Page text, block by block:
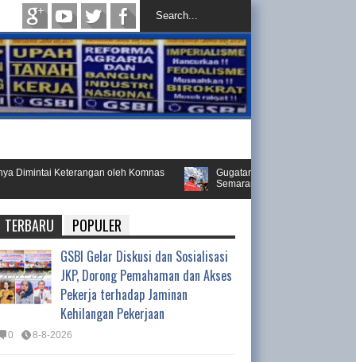
Keterangan oleh Komnas
Gugatan PT. Yakespena Vendor RU IV
Semarang
TERBARU POPULER
GSBI Gelar Diskusi dan Sosialisasi
JKP, Dorong Pemahaman dan Akses
Pekerja terhadap Jaminan
Kehilangan Pekerjaan
0 8-8-2026